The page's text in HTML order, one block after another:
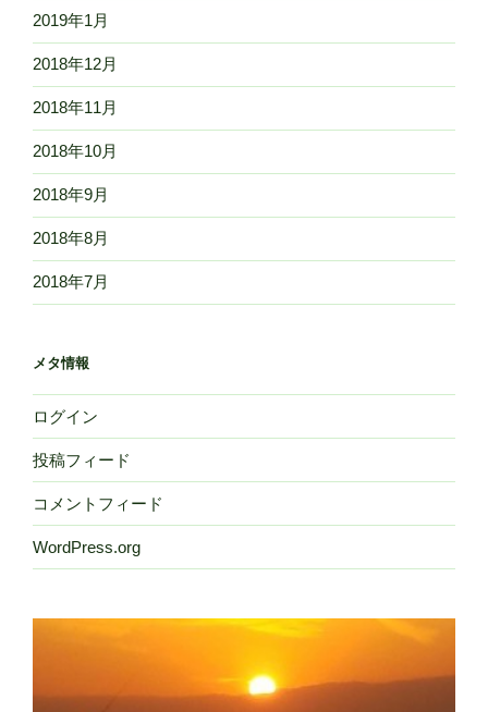
2019年1月
2018年12月
2018年11月
2018年10月
2018年9月
2018年8月
2018年7月
メタ情報
ログイン
投稿フィード
コメントフィード
WordPress.org